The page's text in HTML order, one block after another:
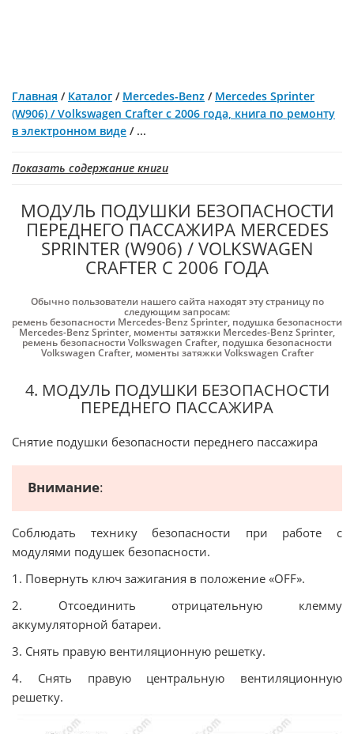
Главная / Каталог / Mercedes-Benz / Mercedes Sprinter
(W906) / Volkswagen Crafter с 2006 года, книга по ремонту
в электронном виде / ...
Показать содержание книги
МОДУЛЬ ПОДУШКИ БЕЗОПАСНОСТИ
ПЕРЕДНЕГО ПАССАЖИРА MERCEDES
SPRINTER (W906) / VOLKSWAGEN
CRAFTER С 2006 ГОДА
Обычно пользователи нашего сайта находят эту страницу по
следующим запросам:
ремень безопасности Mercedes-Benz Sprinter, подушка безопасности
Mercedes-Benz Sprinter, моменты затяжки Mercedes-Benz Sprinter,
ремень безопасности Volkswagen Crafter, подушка безопасности
Volkswagen Crafter, моменты затяжки Volkswagen Crafter
4. МОДУЛЬ ПОДУШКИ БЕЗОПАСНОСТИ
ПЕРЕДНЕГО ПАССАЖИРА
Снятие подушки безопасности переднего пассажира
Внимание:
Соблюдать технику безопасности при работе с
модулями подушек безопасности.
1. Повернуть ключ зажигания в положение «OFF».
2. Отсоединить отрицательную клемму
аккумуляторной батареи.
3. Снять правую вентиляционную решетку.
4. Снять правую центральную вентиляционную
решетку.